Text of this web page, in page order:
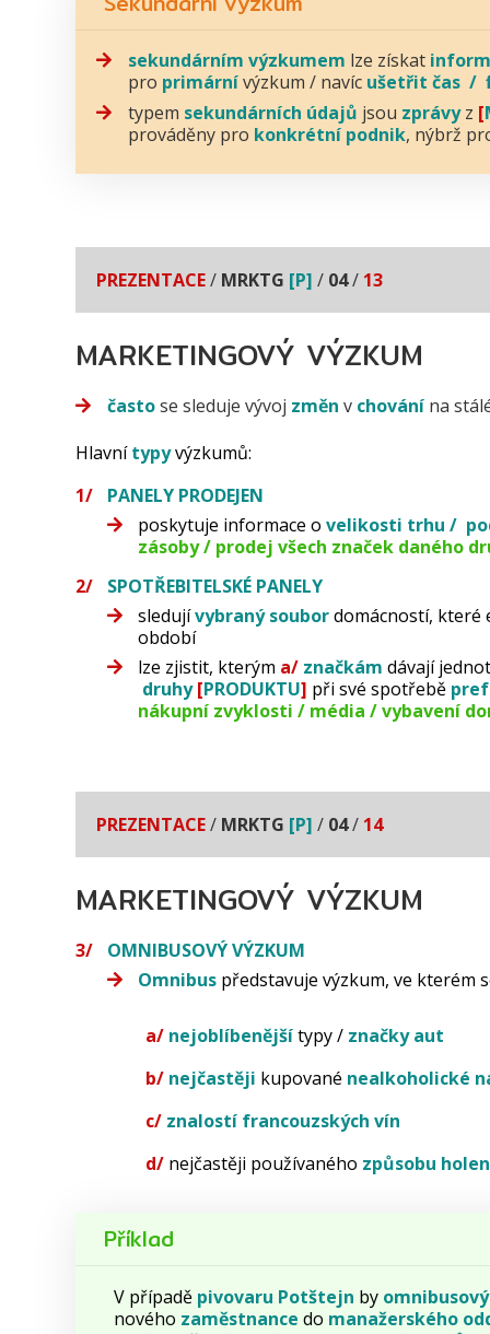
sekundárním výzkumem lze získat
pro primárnívýzkum / navíc ušetřit čas /
typem sekundárních údajů jsou zprávyz [
prováděny pro konkrétní podnik, nýbrž
PREZENTACE/ MRKTG [P] / 04/ 13
MARKETINGOVÝ VÝZKUM
častose sleduje vývoj změn v chovánína
Hlavnítypyvýzkumů:
PANELY PRODEJEN
poskytuje informace ovelikosti trhu /
zásoby / prodej všech značek daného
SPOTŘEBITELSKÉ PANELY
sledujívybraný soubordomácností, které
období
lze zjistit, kterým a/ značkámdávají
druhy[PRODUKTU] při své spotřebě
nákupní zvyklosti / média / vybavení
PREZENTACE/ MRKTG [P] / 04/ 14
MARKETINGOVÝ VÝZKUM
OMNIBUSOVÝ VÝZKUM
Omnibus představuje výzkum, ve kterém
a/ nejoblíbenějšítypy / značky aut
b/ nejčastěji kupované nealkoholické
c/ znalostí francouzských vín
d/nejčastěji používaného způsobu
Příklad
V případě pivovaru Potštejn by omnibusový
nového zaměstnance do manažerského